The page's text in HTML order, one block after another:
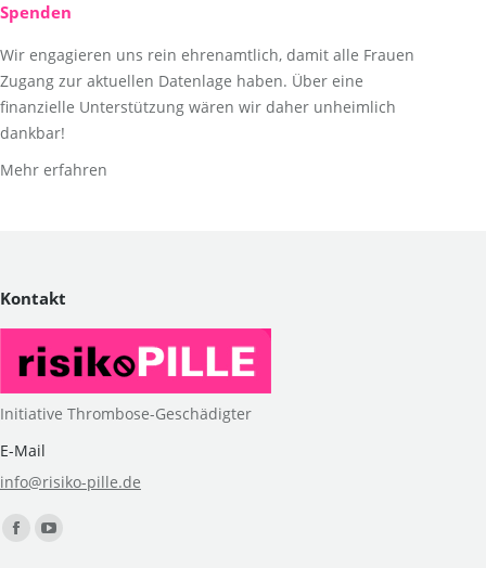
Spenden
Wir engagieren uns rein ehrenamtlich, damit alle Frauen
Zugang zur aktuellen Datenlage haben. Über eine
finanzielle Unterstützung wären wir daher unheimlich
dankbar!
Mehr erfahren
Kontakt
Initiative Thrombose-Geschädigter
E-Mail
info@risiko-pille.de
Finden Sie uns auf:
FacebookYouTube